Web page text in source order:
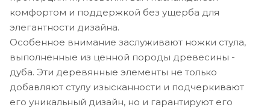
комфортом и поддержкой без ущерба для
элегантности дизайна.
Особенное внимание заслуживают ножки стула,
выполненные из ценной породы древесины -
дуба. Эти деревянные элементы не только
добавляют стулу изысканности и подчеркивают
его уникальный дизайн, но и гарантируют его